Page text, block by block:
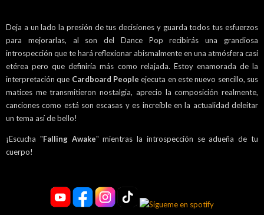
Deja a un lado la presión de tus decisiones y guarda todos tus esfuerzos
para mejorarlas, al son del Dance Pop recibirás una grandiosa
introspección que te hará reflexionar abismalmente en una atmósfera casi
etérea pero que definiría más como relajada. Estoy enamorada de la
interpretación que Cardboard People ejecuta en este nuevo sencillo, sus
matices me transmitieron nostalgia, aprecio la composición realmente,
canciones como está son escasas y es increíble en la actualidad deleitar
un tema así de bello!
¡Escucha "Falling Awake" mientras la introspección se adueña de tu
cuerpo!